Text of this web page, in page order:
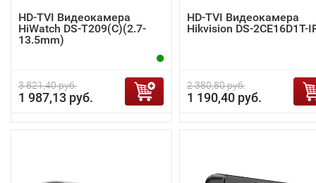
HD-TVI Видеокамера
HiWatch DS-T209(C)(2.7-
13.5mm)
3 821,40 руб.
1 987,13 руб.
HD-TVI Видеокамера
Hikvision DS-2CE16D1T-
2 380,80 руб.
1 190,40 руб.